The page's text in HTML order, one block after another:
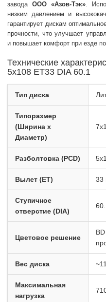
завода ООО «Азов-Тэк».
низким давлением и
гарантирует дискам
прочности, что улучшает
и повышает комфорт при езде
Технические
5x108 ET33 DIA 60.1
Тип диска
Типоразмер
(Ширина x
Диаметр)
Разболтовка (PCD)
Вылет (ET) 33
Ступичное
отверстие (DIA)
Цветовое решение
Вес диска
Максимальная
нагрузка